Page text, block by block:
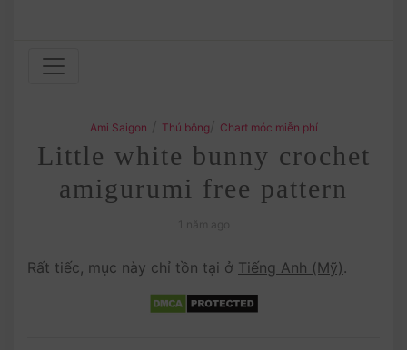
Ami Saigon Thú bông Chart móc miễn phí
Little white bunny crochet
amigurumi free pattern
Rất tiếc, mục này chỉ tồn tại ở Tiếng Anh (Mỹ) .